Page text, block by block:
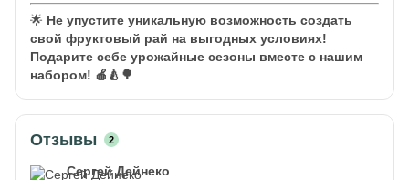
🌟 Не упустите уникальную возможность создать
свой фруктовый рай на выгодных условиях!
Подарите себе урожайные сезоны вместе с нашим
набором! 🍎🍐🌳
Отзывы 2
Сергей Дейнеко